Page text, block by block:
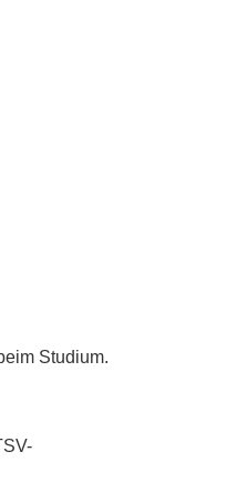
Studium.